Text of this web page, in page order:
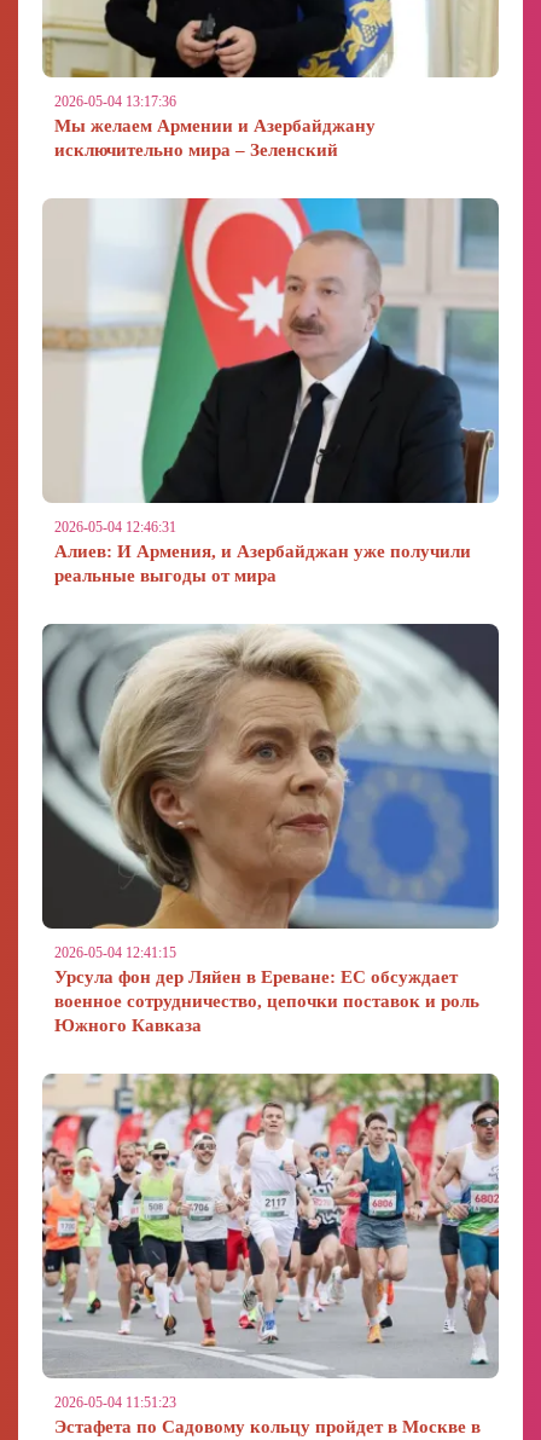
2026-05-04 13:17:36
Мы желаем Армении и Азербайджану
исключительно мира – Зеленский
2026-05-04 12:46:31
Алиев: И Армения, и Азербайджан уже получили
реальные выгоды от мира
2026-05-04 12:41:15
Урсула фон дер Ляйен в Ереване: ЕС обсуждает
военное сотрудничество, цепочки поставок и роль
Южного Кавказа
2026-05-04 11:51:23
Эстафета по Садовому кольцу пройдет в Москве в